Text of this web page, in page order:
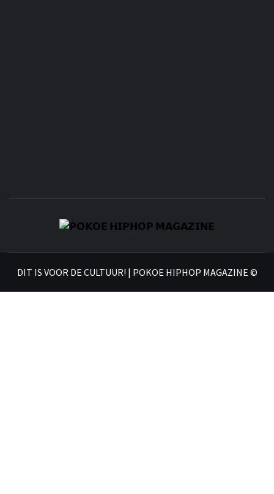
DIT IS VOOR DE CULTUUR! | POKOE HIPHOP MAGAZINE ©